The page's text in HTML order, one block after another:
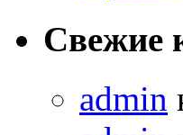
Свежие
admin